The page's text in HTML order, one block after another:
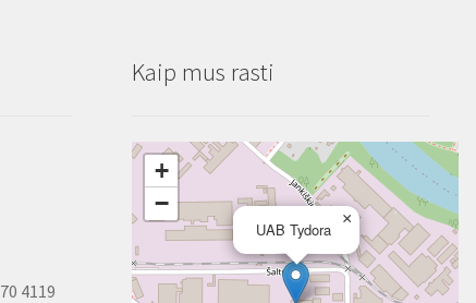
4119
Kaip mus rasti
UAB Tydora
×
+
−